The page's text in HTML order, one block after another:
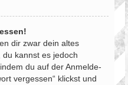
dir zwar dein altes
kannst es jedoch
du auf der Anmelde-
vergessen“ klickst und